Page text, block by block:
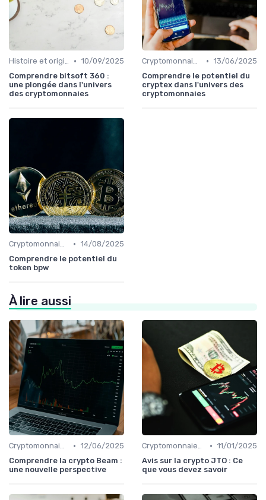
Histoire et origines des cryptomonnaies • 10/09/2025
Comprendre bitsoft 360 :
une plongée dans l'univers
des cryptomonnaies
Cryptomonnaies populaires • 13/06/2025
Comprendre le potentiel du
cryptex dans l'univers des
cryptomonnaies
Cryptomonnaies populaires • 14/08/2025
Comprendre le potentiel du
token bpw
À lire aussi
Cryptomonnaies populaires • 12/06/2025
Comprendre la crypto Beam :
une nouvelle perspective
Cryptomonnaies populaires • 11/01/2025
Avis sur la crypto JTO : Ce
que vous devez savoir